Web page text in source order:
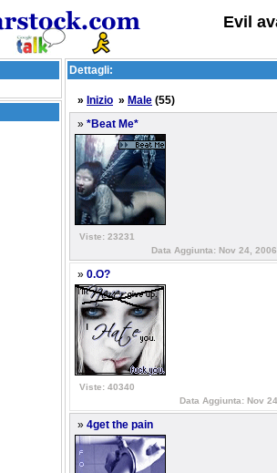
Evil
Dettagli:
» Inizio » Male (55)
» *Beat Me*
Viste: 23231
Data Aggiunta: Nov 24,
» 0.O?
Viste: 40340
Data Aggiunta: Nov
» 4get the pain